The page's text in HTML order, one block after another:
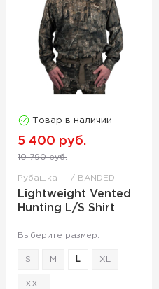
Товар в наличии
5 400 руб.
10 790 руб.
Рубашка BANDED
Lightweight Vented
Hunting L/S Shirt
Выберите размер:
S M L XL
XXL